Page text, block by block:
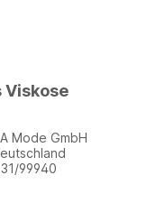
Mode GmbH
99940